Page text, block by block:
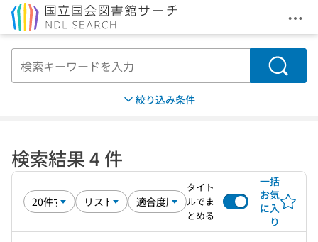
メ
検索
絞り込み条件
検索結果 4 件
タイト
ルでま
とめる
一括
お気
に入
り